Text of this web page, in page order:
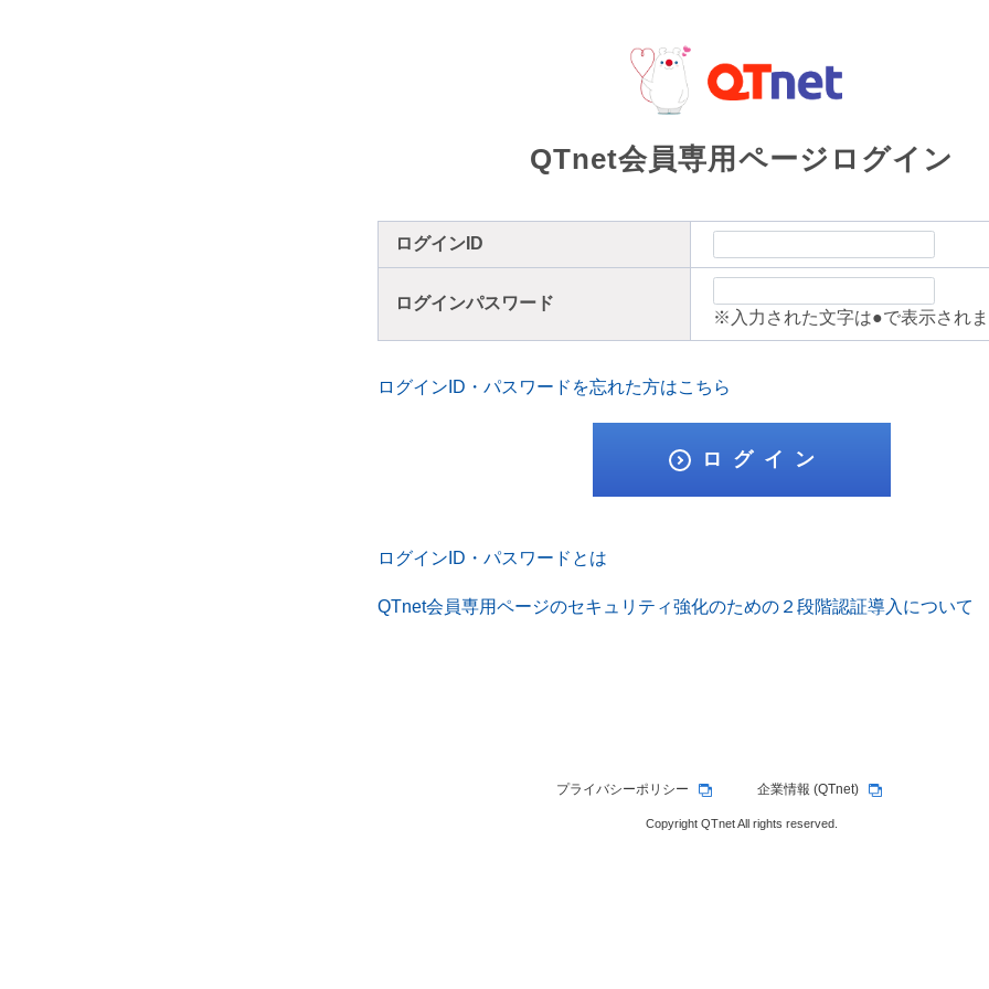
QTnet会員専用ページログイン
ログインID
ログインパスワード
※入力された文字は●で表示され
ログインID・パスワードを忘れた方はこちら
ロ グ イ ン
ログインID・パスワードとは
QTnet会員専用ページのセキュリティ強化のための２段階認証導入について
プライバシーポリシー 新しいウィンドウで開く
企業情報 (QTnet)
Copyright QTnet All rights reserved.